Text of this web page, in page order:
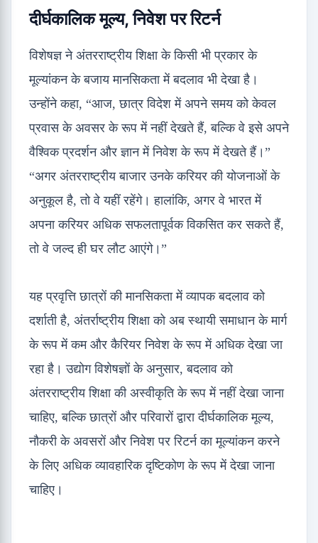
दीर्घकालिक मूल्य, निवेश पर रिटर्न
विशेषज्ञ ने अंतरराष्ट्रीय शिक्षा के किसी भी प्रकार के
मूल्यांकन के बजाय मानसिकता में बदलाव भी देखा है।
उन्होंने कहा, “आज, छात्र विदेश में अपने समय को केवल
प्रवास के अवसर के रूप में नहीं देखते हैं, बल्कि वे इसे अपने
वैश्विक प्रदर्शन और ज्ञान में निवेश के रूप में देखते हैं।”
“अगर अंतरराष्ट्रीय बाजार उनके करियर की योजनाओं के
अनुकूल है, तो वे यहीं रहेंगे। हालांकि, अगर वे भारत में
अपना करियर अधिक सफलतापूर्वक विकसित कर सकते हैं,
तो वे जल्द ही घर लौट आएंगे।”
यह प्रवृत्ति छात्रों की मानसिकता में व्यापक बदलाव को
दर्शाती है, अंतर्राष्ट्रीय शिक्षा को अब स्थायी समाधान के मार्ग
के रूप में कम और कैरियर निवेश के रूप में अधिक देखा जा
रहा है। उद्योग विशेषज्ञों के अनुसार, बदलाव को
अंतरराष्ट्रीय शिक्षा की अस्वीकृति के रूप में नहीं देखा जाना
चाहिए, बल्कि छात्रों और परिवारों द्वारा दीर्घकालिक मूल्य,
नौकरी के अवसरों और निवेश पर रिटर्न का मूल्यांकन करने
के लिए अधिक व्यावहारिक दृष्टिकोण के रूप में देखा जाना
चाहिए।